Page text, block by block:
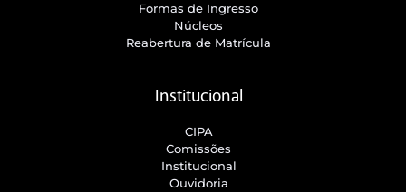
Formas de Ingresso
Núcleos
Reabertura de Matrícula
Institucional
CIPA
Comissões
Institucional
Ouvidoria